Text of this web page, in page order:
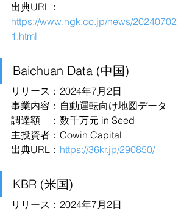
出典URL：
https://www.ngk.co.jp/news/20240702_
1.html
Baichuan Data (中国)
リリース：2024年7月2日
事業内容：自動運転向け地図データ
調達額　：数千万元 in Seed
主投資者：Cowin Capital
出典URL： https://36kr.jp/290850/
KBR (米国)
リリース：2024年7月2日